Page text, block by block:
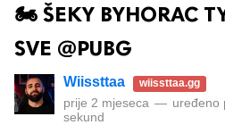
🏍️ ŠEKY BYHORAC
SVE @PUBG
Wiissttaa wiissttaa.gg
prije 2 mjeseca — uređeno
sekund